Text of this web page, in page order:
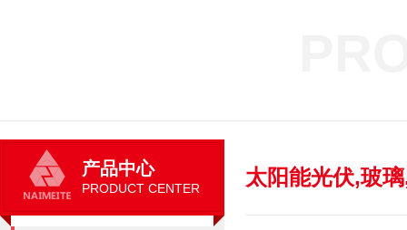
产品中心
PRODUCT CENTER 太阳能光伏,玻